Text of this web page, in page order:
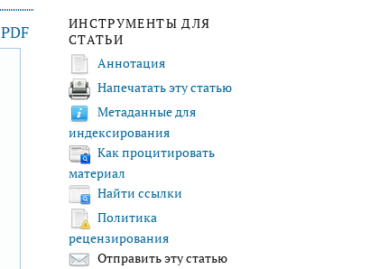
ИНСТРУМЕНТЫ ДЛЯ
СТАТЬИ
Аннотация
Напечатать эту статью
Метаданные для
индексирования
Как процитировать
материал
Найти ссылки
Политика
рецензирования
Отправить эту статью